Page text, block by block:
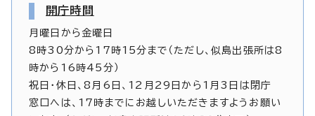
開庁時間
月曜日から金曜日
8時30分から17時15分まで（ただし、似島出張所は8
時から16時45分）
祝日・休日、8月6日、12月29日から1月3日は閉庁
窓口へは、17時までにお越しいただきますようお願い